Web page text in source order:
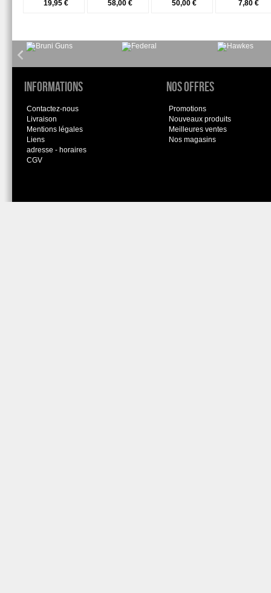
19,95 €
58,00 €
50,00 €
7,80 €
Informations
Contactez-nous
Livraison
Mentions légales
Liens
adresse - horaires
CGV
Nos offres
Promotions
Nouveaux produits
Meilleures ventes
Nos magasins